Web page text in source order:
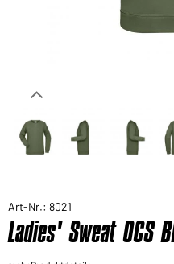
Sie möchten gerne für
Art-Nr.: 8021
Ladies' Sweat OCS